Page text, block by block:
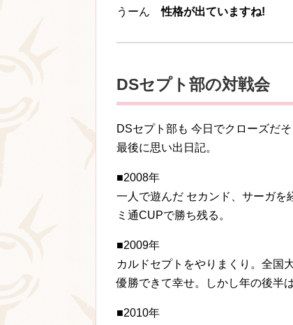
うーん性格が出ていますね!
DSセプト部の対戦会
DSセプト部も 今日でクローズだそ
最後に思い出日記。
■2008年
一人で遊んだ セカンド、サーガを
ミ通CUPで勝ち残る。
■2009年
カルドセプトをやりまくり。全国
優勝できて幸せ。しかし年の後半
■2010年